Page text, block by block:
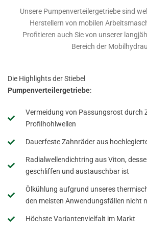
Unsere Pumpenverteilergetriebe sind
Herstellern von mobilen
Profitieren auch Sie von unserer
Bereich der
Die Highlights der Stiebel
Pumpenverteilergetriebe:
Vermeidung von Passungsrost durch
Profilhohlwellen
Dauerfeste Zahnräder aus
Radialwellendichtring aus Viton,
geschliffen und austauschbar ist
Ölkühlung aufgrund unseres
den meisten Anwendungsfällen nicht
Höchste Variantenvielfalt im Markt